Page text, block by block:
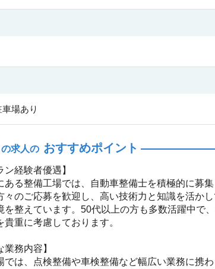
場あり
求人の おすすめポイント
ン経験者優遇】
ある整備工場では、自動車整備士を積極的に募
々のご応募を歓迎し、高い技術力と知識を活か
を整えています。50代以上の方も多数活躍中で
貴重に考慮しております。
業務内容】
では、点検整備や車検整備など幅広い業務に携